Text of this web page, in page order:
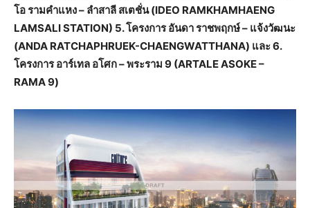
โอ รามคำแหง – ลำสาลี สเตชั่น (IDEO RAMKHAMHAENG
LAMSALI STATION) 5. โครงการ อันดา ราชพฤกษ์ – แจ้งวัฒนะ
(ANDA RATCHAPHRUEK-CHAENGWATTHANA) และ 6.
โครงการ อาร์เทล อโศก – พระราม 9 (ARTALE ASOKE –
RAMA 9)